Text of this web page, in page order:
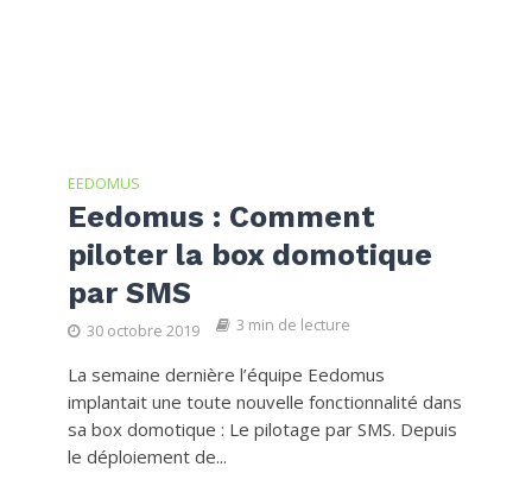
EEDOMUS
Eedomus : Comment
piloter la box domotique
par SMS
30 octobre 2019 3 min de lecture
La semaine dernière l’équipe Eedomus
implantait une toute nouvelle fonctionnalité dans
sa box domotique : Le pilotage par SMS. Depuis
le déploiement de...